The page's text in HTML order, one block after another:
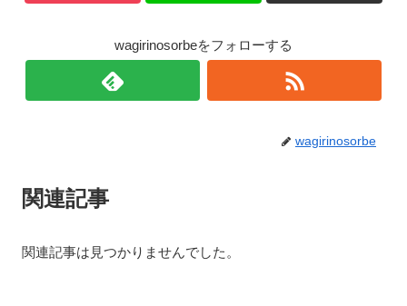
wagirinosorbeをフォローする
wagirinosorbe
関連記事
関連記事は見つかりませんでした。